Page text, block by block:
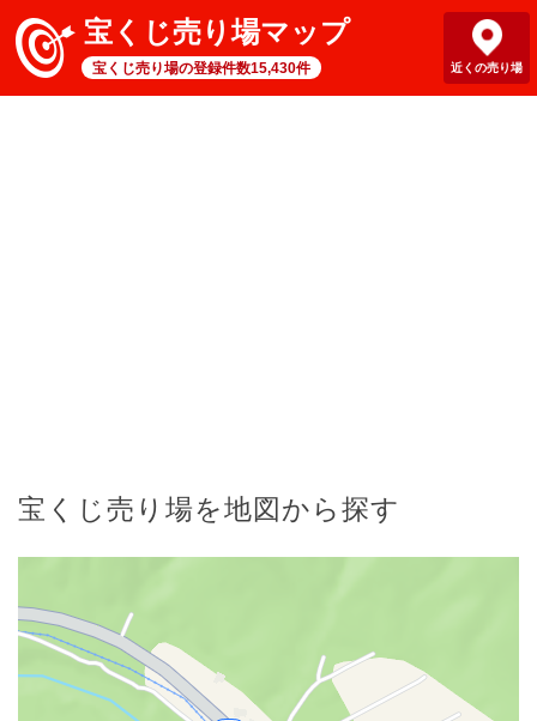
宝くじ売り場マップ
宝くじ売り場の登録件数15,430件 近くの売り場
宝くじ売り場を地図から探す